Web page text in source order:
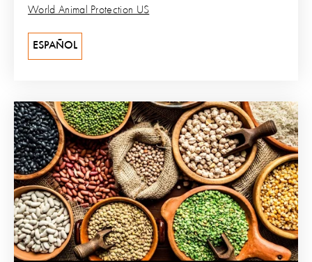
World Animal Protection US
ESPAÑOL